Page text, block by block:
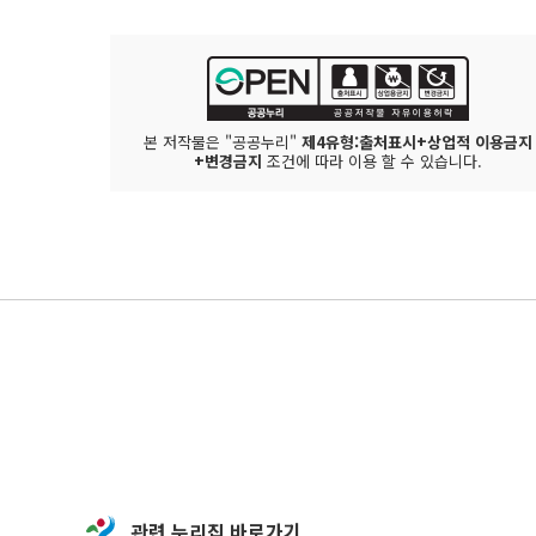
본 저작물은 "공공누리" 제4유형:출처표시+상업적 이용금지
+변경금지 조건에 따라 이용 할 수 있습니다.